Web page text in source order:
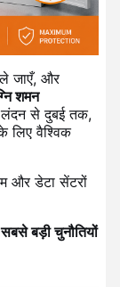
जाएँ, और
शमन
लंदन से दुबई तक,
लिए वैश्विक
और डेटा सेंटरों
बड़ी चुनौतियों